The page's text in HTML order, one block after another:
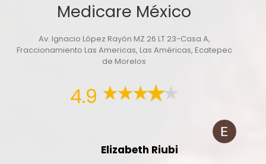
Medicare México
Av. Ignacio López Rayón MZ 26 LT 23-Casa A,
Fraccionamiento Las Americas, Las Américas, Ecatepec
de Morelos
4.9
Elizabeth Riubi